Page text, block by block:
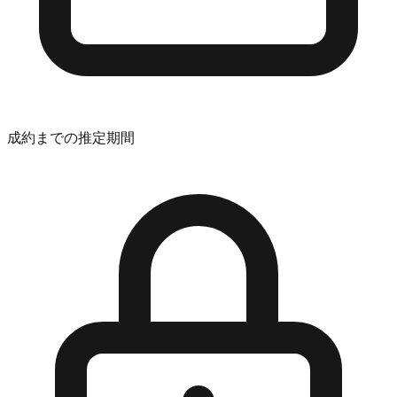
成約までの推定期間